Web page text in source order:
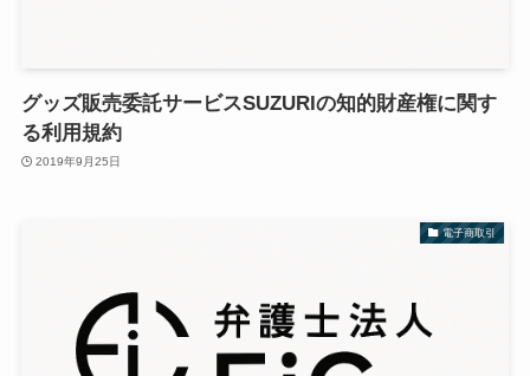
グッズ販売委託サービスSUZURIの知的財産権に関す
る利用規約
2019年9月25日
電子商取引